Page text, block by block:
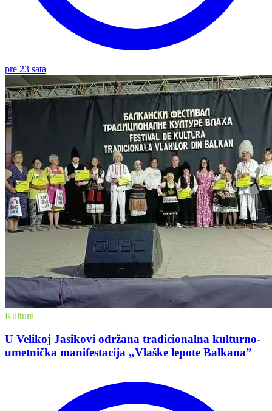
pre 23 sata
Kultura
U Velikoj Jasikovi održana tradicionalna kulturno-
umetnička manifestacija „Vlaške lepote Balkana”